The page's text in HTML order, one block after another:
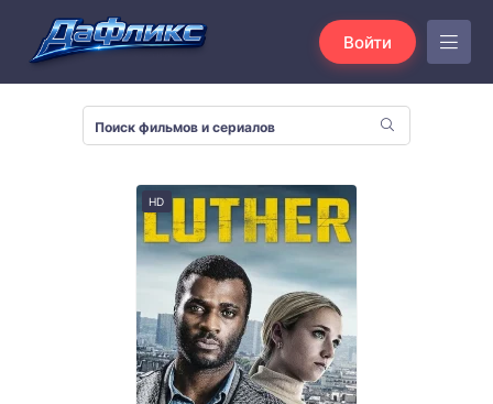
Войти
HD